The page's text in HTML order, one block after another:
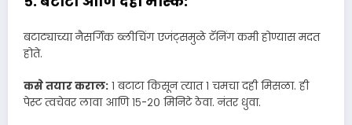
बटाट्याच्या नैसर्गिक ब्लीचिंग एजंट्समुळे टॅनिंग कमी होण्यास मदत
होते.
कसे तयार कराल: १ बटाटा किसून त्यात १ चमचा दही मिसळा. ही
पेस्ट त्वचेवर लावा आणि १५-२० मिनिटे ठेवा. नंतर धुवा.